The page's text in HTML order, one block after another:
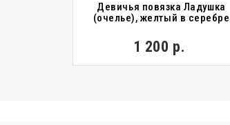
Девичья повязка Ладушка
(очелье), желтый в серебре
1 200 р.